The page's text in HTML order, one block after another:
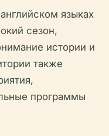
языках
сезон,
истории и
также
программы